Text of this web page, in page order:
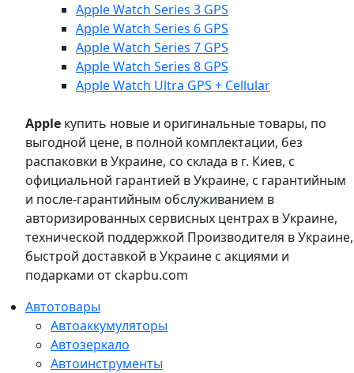
Apple Watch Series 3 GPS
Apple Watch Series 6 GPS
Apple Watch Series 7 GPS
Apple Watch Series 8 GPS
Apple Watch Ultra GPS + Cellular
Apple купить новые и оригинальные товары, по
выгодной цене, в полной комплектации, без
распаковки в Украине, со склада в г. Киев, с
официальной гарантией в Украине, с гарантийным
и после-гарантийным обслуживанием в
авторизированных сервисных центрах в Украине,
технической поддержкой Производителя в Украине,
быстрой доставкой в Украине с акциями и
подарками от ckapbu.com
Автотовары
Автоаккумуляторы
Автозеркало
Автоинструменты